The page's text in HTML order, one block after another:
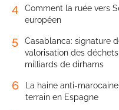
4
Comment la ruée vers
européen
5
Casablanca: signature
valorisation des
milliards de dirhams
6
La haine anti-
terrain en Espagne